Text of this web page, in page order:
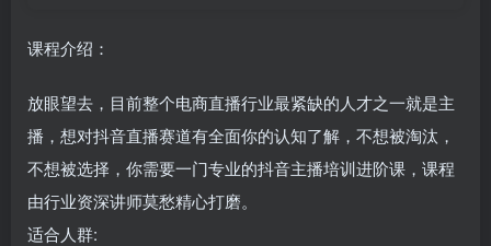
课程介绍：
放眼望去，目前整个电商直播行业最紧缺的人才之一就是主
播，想对抖音直播赛道有全面你的认知了解，不想被淘汰，
不想被选择，你需要一门专业的抖音主播培训进阶课，课程
由行业资深讲师莫愁精心打磨。
适合人群: